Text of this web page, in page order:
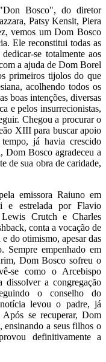
Bosco", do diretor
Patsy Kensit, Piera
vemos um Dom Bosco
Ele reconstitui todas as
se totalmente aos
a ajuda de Dom Borel
primeiros tijolos do que
acolhendo todos os
boas intenções, diversas
e pelos insurrecionistas,
Chegou a procurar o
XIII para buscar apoio
já havia crescido
Dom Bosco agradeceu a
de sua obra de caridade,
emissora Raiuno em
e estrelada por Flavio
Crutch e Charles
conta a vocação de
do otimismo, apesar das
Sempre empenhado em
Dom Bosco sofreu o
se como o Arcebispo
a congregação
o conselho do
levou o padre, já
Após se recuperar, Dom
ensinando a seus filhos o
definitivamente a